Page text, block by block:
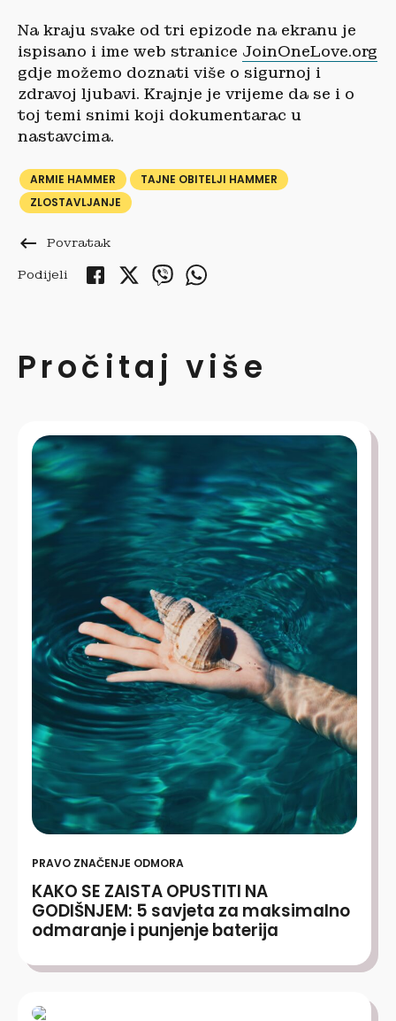
Na kraju svake od tri epizode na ekranu je
ispisano i ime web stranice JoinOneLove.org
gdje možemo doznati više o sigurnoj i
zdravoj ljubavi. Krajnje je vrijeme da se i o
toj temi snimi koji dokumentarac u
nastavcima.
ARMIE HAMMER
TAJNE OBITELJI HAMMER
ZLOSTAVLJANJE
keyboard_backspace Povratak
Podijeli
Pročitaj više
PRAVO ZNAČENJE ODMORA
KAKO SE ZAISTA OPUSTITI NA
GODIŠNJEM: 5 savjeta za maksimalno
odmaranje i punjenje baterija